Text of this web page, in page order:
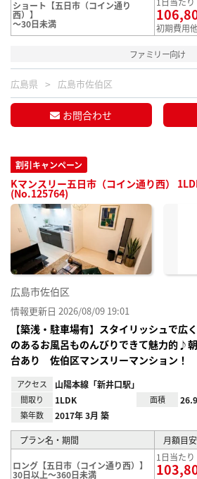
ショート【五日市（コイン通り
西）】
～30日未満
初期費用
ファミリー向け
広島県 広島市佐伯区
お問合わせ
割引キャンペーン
Kマンスリー五日市（コイン通り西）
(No.125764)
広島市佐伯区
情報更新日 2026/08/09 19:01
【築浅・駐車場有】スタイリッシュで広
のあるお風呂ものんびりできて魅力的♪
台あり 佐伯区マンスリーマンション！
アクセス 山陽本線「新井口駅」
間取り 1LDK 面積
築年数 2017年 3月 築
プラン名・期間 月額目安
ロング【五日市（コイン通り西）】
30日以上～360日未満
1日当た